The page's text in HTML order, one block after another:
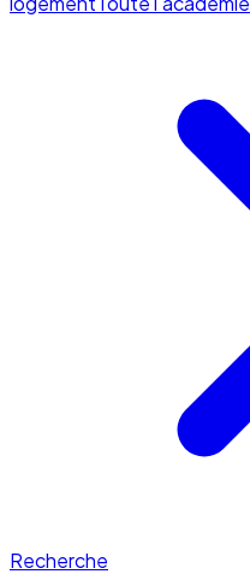
Recherche